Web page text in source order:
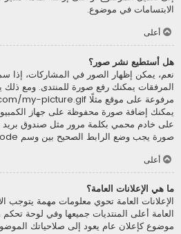
الابتسامات في موضوع.
أعلى
هل أستطيع نشر صور؟
نعم، يمكن إظهار الصور في المشاركات، إذا
المرفقات يمكنك رفع صورة للمنتدى. ومع
يمكنك إضافة صورة محفوظة على جهاز
صورة يجب وضع الرابط الصحيح بين وسم BBCode الخاص بذلك [img].
أعلى
ما هي الإعلانات العامة؟
الإعلانات العامة تحوي معلومات مهمة يتوجب
العامة أعلى المنتديات جميعها وفي لوحة
موضوع كإعلان عام يعود إلى صلاحياتك